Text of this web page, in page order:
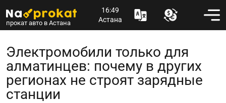
прокат авто в Астана
16:49
Астана
Электромобили только для
алматинцев: почему в других
регионах не строят зарядные
станции